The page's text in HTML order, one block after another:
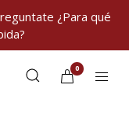
¿Para qué
0